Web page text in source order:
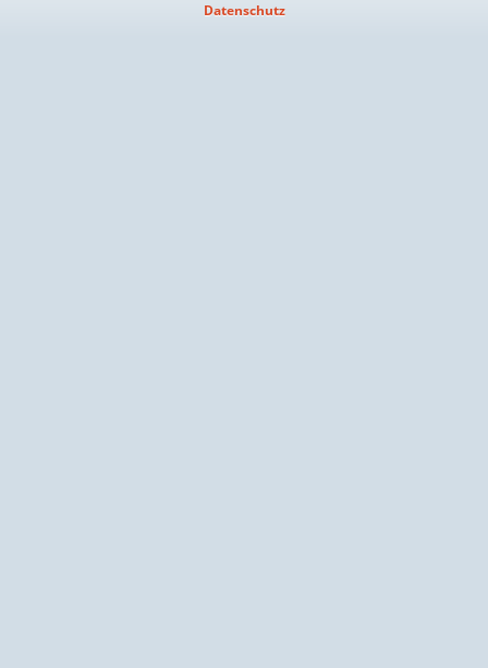
Datenschutz